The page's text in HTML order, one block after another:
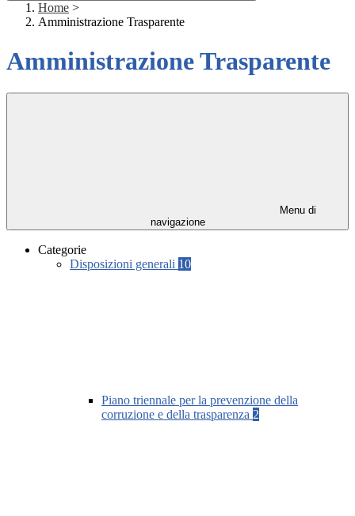
Home >
Amministrazione Trasparente
Amministrazione Trasparente
Menu di
navigazione
Categorie
Disposizioni generali 10
Piano triennale per la prevenzione della
corruzione e della trasparenza 2